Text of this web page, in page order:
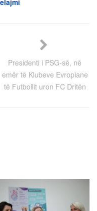
Presidenti i PSG-së, në
emër të Klubeve Evropiane
të Futbollit uron FC Dritën